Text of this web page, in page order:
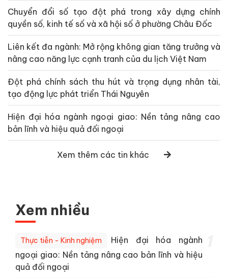
Chuyển đổi số tạo đột phá trong xây dựng chính
quyền số, kinh tế số và xã hội số ở phường Châu Đốc
Liên kết đa ngành: Mở rộng không gian tăng trưởng và
nâng cao năng lực cạnh tranh của du lịch Việt Nam
Đột phá chính sách thu hút và trọng dụng nhân tài,
tạo động lực phát triển Thái Nguyên
Hiện đại hóa ngành ngoại giao: Nền tảng nâng cao
bản lĩnh và hiệu quả đối ngoại
Xem thêm các tin khác
Xem nhiều
Thực tiễn - Kinh nghiệm
Hiện đại hóa ngành
ngoại giao: Nền tảng nâng cao bản lĩnh và hiệu
quả đối ngoại